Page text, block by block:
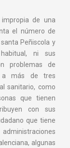
de una
el número de
Peñiscola y
ni sus
problemas de
a más de tres
sanitario, como
que tienen
con sus
que tiene
algunas